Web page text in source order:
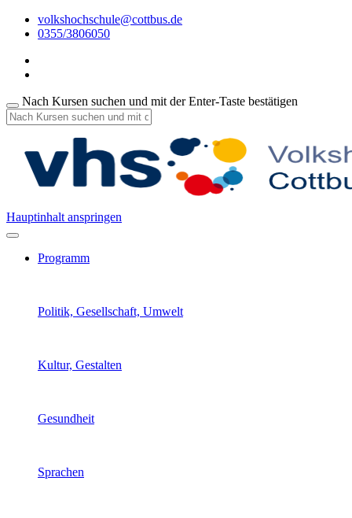
volkshochschule@cottbus.de
0355/3806050
Nach Kursen suchen und mit der Enter-Taste bestätigen
Hauptinhalt anspringen
Programm
Politik, Gesellschaft, Umwelt
Kultur, Gestalten
Gesundheit
Sprachen